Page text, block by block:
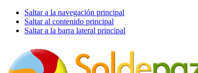
Saltar a la navegación principal
Saltar al contenido principal
Saltar a la barra lateral principal